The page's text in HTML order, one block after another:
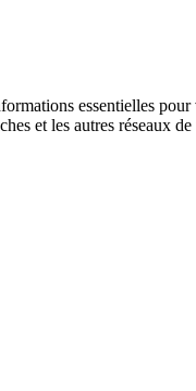
essentielles
et les autres réseaux